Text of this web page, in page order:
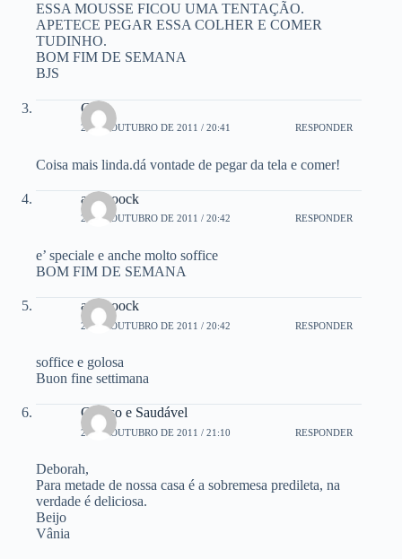
ESSA MOUSSE FICOU UMA TENTAÇÃO.
APETECE PEGAR ESSA COLHER E COMER
TUDINHO.
BOM FIM DE SEMANA
BJS
Clê
28 DE OUTUBRO DE 2011 / 20:41 RESPONDER
Coisa mais linda.dá vontade de pegar da tela e comer!
angicoock
28 DE OUTUBRO DE 2011 / 20:42 RESPONDER
e’ speciale e anche molto soffice
BOM FIM DE SEMANA
angicoock
28 DE OUTUBRO DE 2011 / 20:42 RESPONDER
soffice e golosa
Buon fine settimana
Guloso e Saudável
28 DE OUTUBRO DE 2011 / 21:10 RESPONDER
Deborah,
Para metade de nossa casa é a sobremesa predileta, na
verdade é deliciosa.
Beijo
Vânia